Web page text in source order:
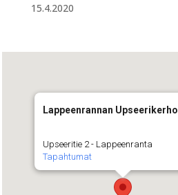
15.4.2020
Lappeenrannan Upseerikerho
Upseeritie 2 - Lappeenranta
Tapahtumat